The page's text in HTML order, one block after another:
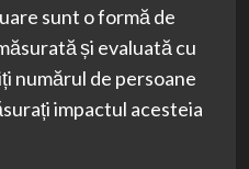
sunt o formă de
și evaluată cu
numărul de persoane
impactul acesteia